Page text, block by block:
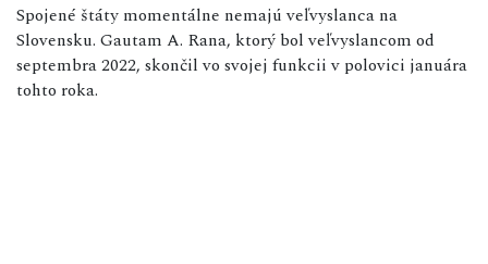
Spojené štáty momentálne nemajú veľvyslanca na
Slovensku. Gautam A. Rana, ktorý bol veľvyslancom od
septembra 2022, skončil vo svojej funkcii v polovici januára
tohto roka.